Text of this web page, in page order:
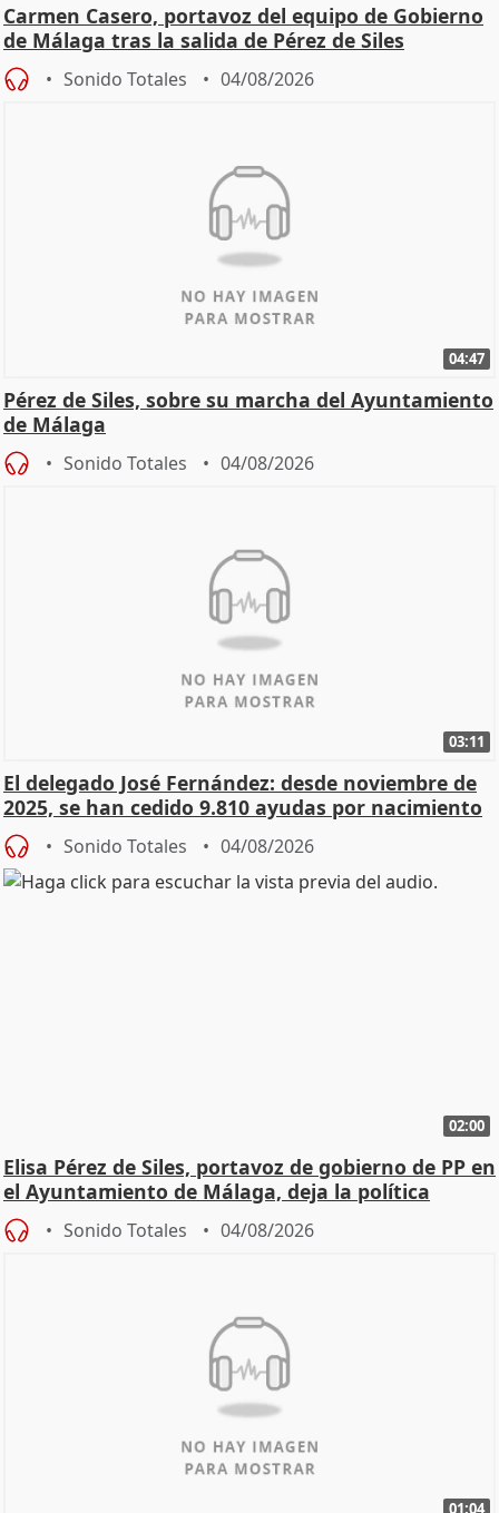
Carmen Casero, portavoz del equipo de Gobierno
de Málaga tras la salida de Pérez de Siles
Sonido Totales 04/08/2026
04:47
Pérez de Siles, sobre su marcha del Ayuntamiento
de Málaga
Sonido Totales 04/08/2026
03:11
El delegado José Fernández: desde noviembre de
2025, se han cedido 9.810 ayudas por nacimiento
Sonido Totales 04/08/2026
02:00
Elisa Pérez de Siles, portavoz de gobierno de PP en
el Ayuntamiento de Málaga, deja la política
Sonido Totales 04/08/2026
01:04